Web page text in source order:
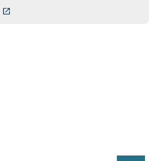
open_in_new